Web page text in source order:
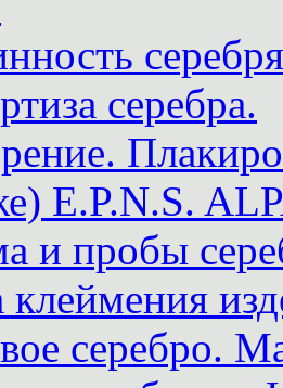
серебра.
E.P.N.S.
и пробы
серебро.